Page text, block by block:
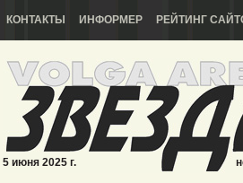
КОНТАКТЫ ИНФОРМЕР РЕЙТИНГ
5 июня 2025 г.